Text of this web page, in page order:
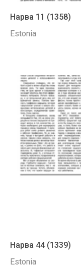
Нарва 11 (1358)
Estonia
Нарва 44 (1339)
Estonia